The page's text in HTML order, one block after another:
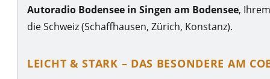
Autoradio Bodensee in Singen am Bodensee,
die Schweiz (Schaffhausen, Zürich, Konstanz).
LEICHT & STARK – DAS BESONDERE AM